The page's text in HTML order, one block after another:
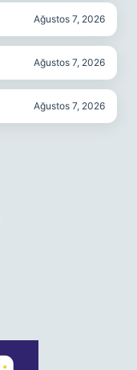
Ağustos 7, 2026
Ağustos 7, 2026
Ağustos 7, 2026